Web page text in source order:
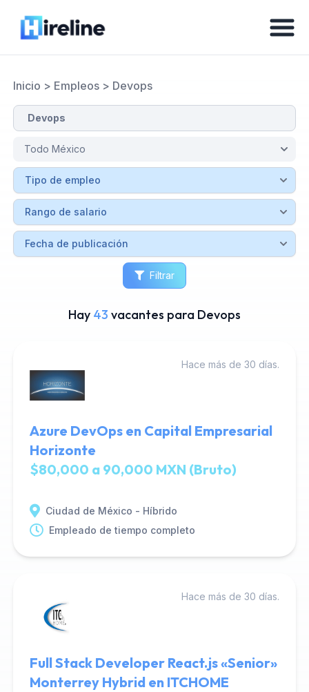
Inicio > Empleos> Devops
Filtrar
Hay 43 vacantes para Devops
Hace más de 30 días.
Azure DevOps en Capital Empresarial
Horizonte
$80,000 a 90,000 MXN (Bruto)
Ciudad de México - Híbrido
Empleado de tiempo completo
Hace más de 30 días.
Full Stack Developer React.js «Senior»
Monterrey Hybrid en ITCHOME